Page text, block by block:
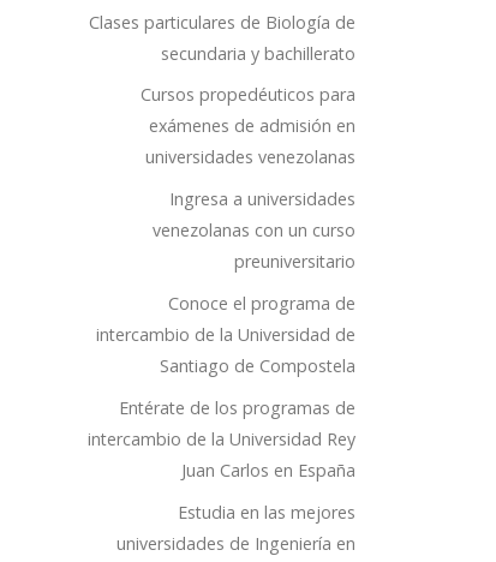
Clases particulares de Biología de
secundaria y bachillerato
Cursos propedéuticos para
exámenes de admisión en
universidades venezolanas
Ingresa a universidades
venezolanas con un curso
preuniversitario
Conoce el programa de
intercambio de la Universidad de
Santiago de Compostela
Entérate de los programas de
intercambio de la Universidad Rey
Juan Carlos en España
Estudia en las mejores
universidades de Ingeniería en